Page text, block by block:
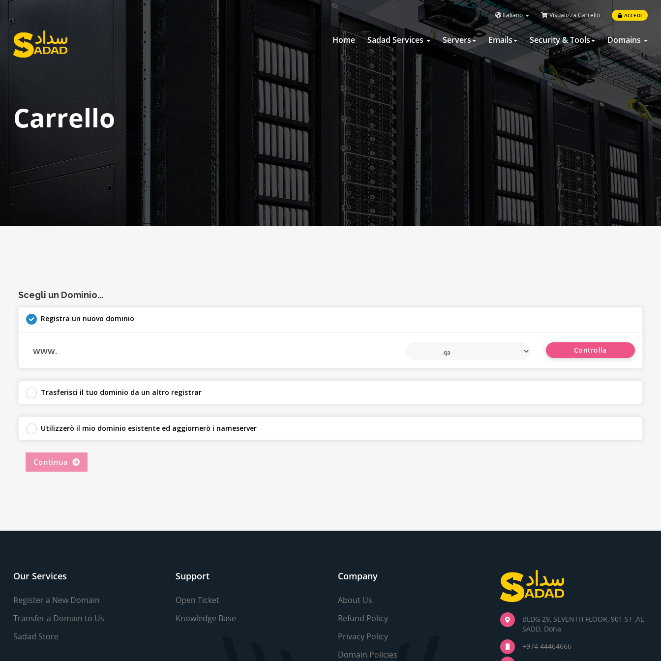
Italiano Visualizza Carrello ACCEDI
Home Sadad Services Servers Emails Security & Tools Domains
Carrello
Scegli un Dominio...
Registra un nuovo dominio
www. Controlla
Trasferisci il tuo dominio da un altro registrar
Utilizzerò il mio dominio esistente ed aggiornerò i nameserver
Our Services
Register a New Domain
Transfer a Domain to Us
Sadad Store
Support
Open Ticket
Knowledge Base
Company
About Us
Refund Policy
Privacy Policy
Domain Policies
BLDG 29, SEVENTH FLOOR, 901 ST ,AL
SADD, Doha
+974 44464666